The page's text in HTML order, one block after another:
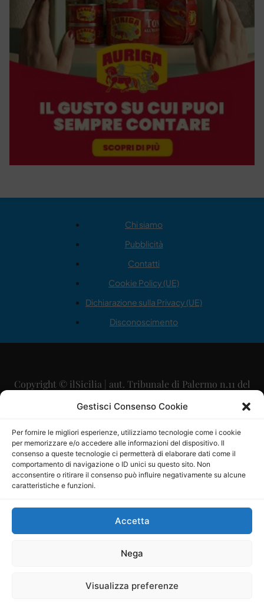
Gestisci Consenso Cookie
Per fornire le migliori esperienze, utilizziamo tecnologie come i cookie
per memorizzare e/o accedere alle informazioni del dispositivo. Il
consenso a queste tecnologie ci permetterà di elaborare dati come il
comportamento di navigazione o ID unici su questo sito. Non
acconsentire o ritirare il consenso può influire negativamente su alcune
caratteristiche e funzioni.
Accetta
Nega
Visualizza preferenze
Chi siamo
Pubblicità
Contatti
Cookie Policy (UE)
Dichiarazione sulla Privacy (UE)
Disconoscimento
Copyright © ilSicilia | aut. Tribunale di Palermo n.11 del
29/09/2015
Direttore Editoriale: Maurizio Scaglione
Direttore Responsabile: Maria Calabrese
P.IVA: 06334930820
Mercurio Comunicazione Società Cooperativa a r.l. è
iscritta al Registro degli Operatori di Comunicazione al
Sito gestito daLa Digitale srl–info@ladigitale.it